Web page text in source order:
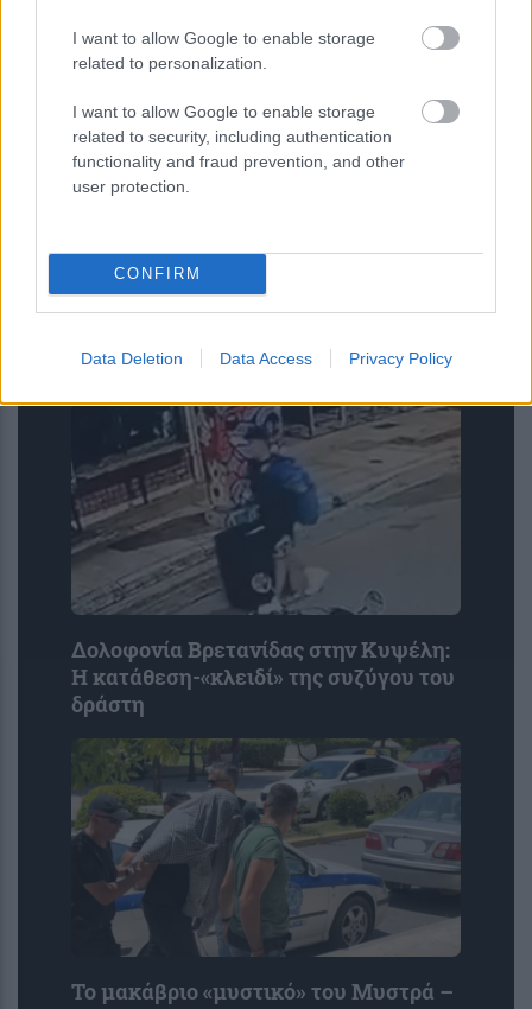
I want to allow Google to enable storage
related to personalization.
I want to allow Google to enable storage
related to security, including authentication
functionality and fraud prevention, and other
user protection.
CONFIRM
Data Deletion Data Access Privacy Policy
12 ώρες πριν
Σπατάλη τροφίμων: Η μείωση των
ρύπανση από μικροπλαστικά
ENIKOS NETWORK
Δολοφονία Βρετανίδας στην Κυψέλη:
Η κατάθεση-«κλειδί» της συζύγου του
δράστη
Το μακάβριο «μυστικό» του Μυστρά –